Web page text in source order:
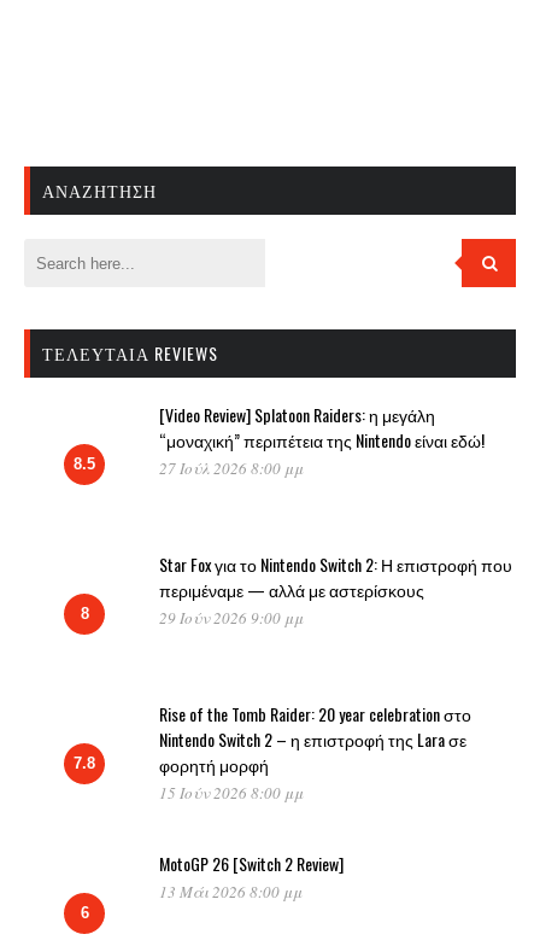
ΑΝΑΖΉΤΗΣΗ
ΤΕΛΕΥΤΑΊΑ REVIEWS
8.5
[Video Review] Splatoon Raiders: η μεγάλη
“μοναχική” περιπέτεια της Nintendo είναι εδώ!
27 Ιούλ 2026 8:00 μμ
8
Star Fox για το Nintendo Switch 2: Η επιστροφή που
περιμέναμε — αλλά με αστερίσκους
29 Ιούν 2026 9:00 μμ
7.8
Rise of the Tomb Raider: 20 year celebration στο
Nintendo Switch 2 – η επιστροφή της Lara σε
φορητή μορφή
15 Ιούν 2026 8:00 μμ
6
MotoGP 26 [Switch 2 Review]
13 Μάι 2026 8:00 μμ